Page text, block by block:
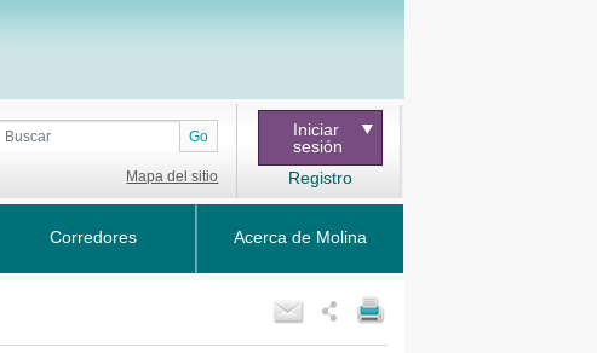
Go
Mapa del sitio
Iniciar
sesión
Registro
Corredores Acerca de Molina